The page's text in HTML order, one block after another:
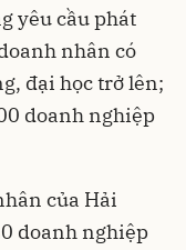
yêu cầu phát
nhân có
đại học trở lên;
doanh nghiệp
của Hải
doanh nghiệp